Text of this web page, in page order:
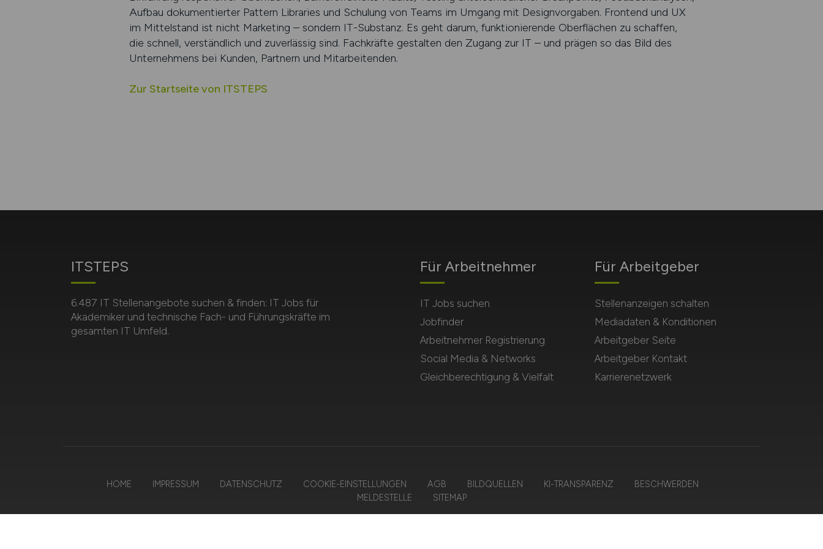
Aufbau dokumentierter Pattern Libraries und Schulung von Teams im Umgang mit Designvorgaben. Frontend und UX
im Mittelstand ist nicht Marketing – sondern IT-Substanz. Es geht darum, funktio­nierende Oberflächen zu schaffen,
die schnell, verständlich und zuverlässig sind. Fachkräfte gestalten den Zugang zur IT – und prägen so das Bild des
Unternehmens bei Kunden, Partnern und Mitarbeitenden.
Zur Startseite von ITSTEPS
ITSTEPS
6.487 IT Stellenangebote suchen & finden: IT Jobs für
Akademiker und technische Fach- und Führungskräfte im
gesamten IT Umfeld.
Für Arbeitnehmer
IT Jobs suchen
Jobfinder
Arbeitnehmer Registrierung
Social Media & Networks
Gleichberechtigung & Vielfalt
Für Arbeitgeber
Stellenanzeigen schalten
Mediadaten & Konditionen
Arbeitgeber Seite
Arbeitgeber Kontakt
Karrierenetzwerk
HOME IMPRESSUM DATENSCHUTZ COOKIE-EINSTELLUNGEN AGB BILDQUELLEN KI-TRANSPARENZ
BESCHWERDEN
MELDESTELLE
SITEMAP